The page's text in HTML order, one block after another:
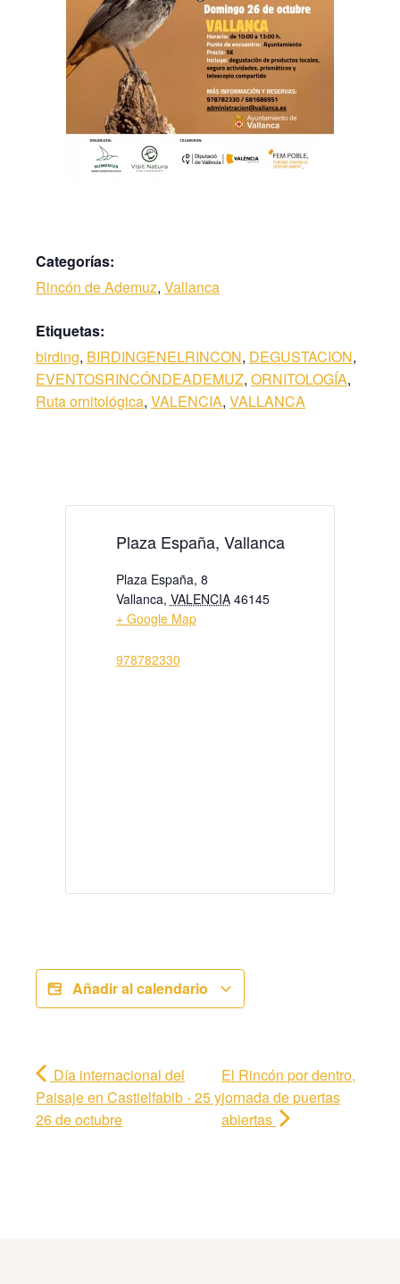
Categorías:
Rincón de Ademuz, Vallanca
Etiquetas:
birding, BIRDINGENELRINCON, DEGUSTACION,
EVENTOSRINCÓNDEADEMUZ, ORNITOLOGÍA,
Ruta ornitológica, VALENCIA, VALLANCA
Plaza España, Vallanca
Plaza España, 8
Vallanca, VALENCIA 46145
+ Google Map
978782330
Añadir al calendario
Día internacional del
Paisaje en Castielfabib - 25 y
26 de octubre
El Rincón por dentro,
jornada de puertas
abiertas